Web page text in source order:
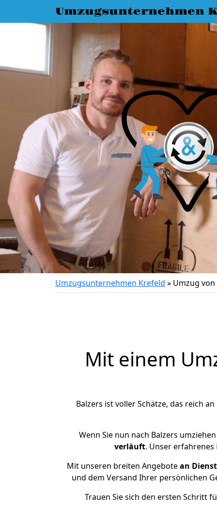
Umzugsunternehmen
Umzugsunternehmen Krefeld » Umzug
Mit einem
Balzers ist voller Schätze, das reich
Wenn Sie nun nach Balzers
verläuft. Unser
Mit unseren breiten Angebotean
und dem Versand Ihrer persönlichen
Trauen Sie sich den ersten Schritt